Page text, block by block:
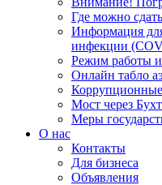
Где можно
Информация
инфекции
Режим работы
Онлайн табло
Мост через
Меры
О нас
Контакты
Для бизнеса
Объявления